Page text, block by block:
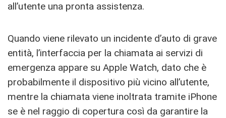
all’utente una pronta assistenza.
Quando viene rilevato un incidente d’auto di grave
entità, l’interfaccia per la chiamata ai servizi di
emergenza appare su Apple Watch, dato che è
probabilmente il dispositivo più vicino all’utente,
mentre la chiamata viene inoltrata tramite iPhone
se è nel raggio di copertura così da garantire la